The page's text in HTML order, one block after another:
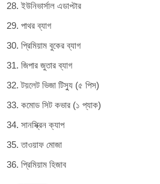
ইউনিভার্সাল এডাপ্টার
পাথর ব্যাগ
প্রিমিয়াম বুকের ব্যাগ
জিপার জুতার ব্যাগ
টয়লেট ভিজা টিস্যু (৫ পিস)
কমোড সিট কভার (১ প্যাক)
সানস্ক্রিন ক্যাপ
তাওয়াফ মোজা
প্রিমিয়াম হিজাব